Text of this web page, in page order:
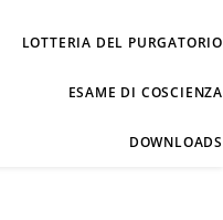
LOTTERIA DEL PURGATORIO
ESAME DI COSCIENZA
DOWNLOADS